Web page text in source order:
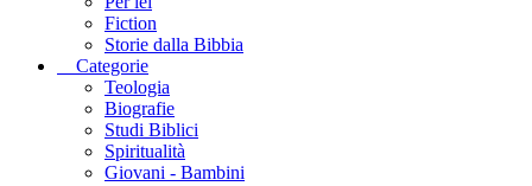
Fiction
Storie dalla Bibbia
Categorie
Teologia
Biografie
Studi Biblici
Spiritualità
Giovani - Bambini